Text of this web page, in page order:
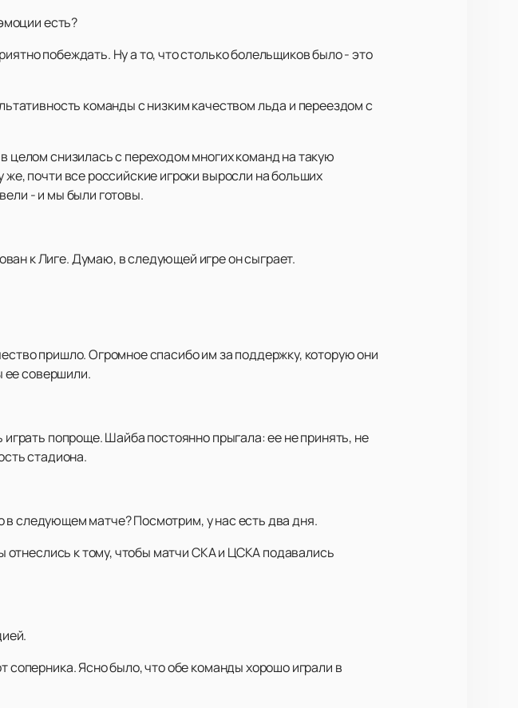
есть?
побеждать. Ну а то, что столько болельщиков было - это
команды с низким качеством льда и переездом с
снизилась с переходом многих команд на такую
почти все российские игроки выросли на больших
- и мы были готовы.
к Лиге. Думаю, в следующей игре он сыграет.
пришло. Огромное спасибо им за поддержку, которую они
ее совершили.
попроще. Шайба постоянно прыгала: ее не принять, не
стадиона.
в следующем матче? Посмотрим, у нас есть два дня.
отнеслись к тому, чтобы матчи СКА и ЦСКА подавались
соперника. Ясно было, что обе команды хорошо играли в